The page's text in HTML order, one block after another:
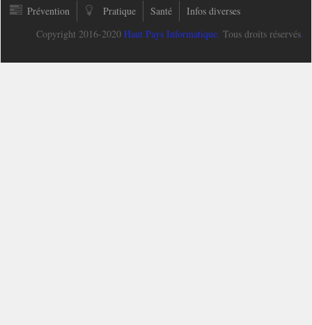
Prévention
Pratique Santé
Infos diverses
Copyright 2016-2020 Haut Pays Informatique. Tous droits réservés.